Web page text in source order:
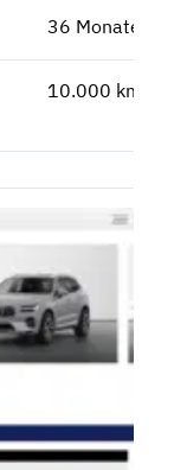
36 Monate
10.000 km